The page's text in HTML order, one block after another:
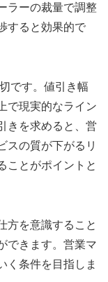
ラーの裁量で調整
すると効果的で
です。値引き幅
で現実的なライン
きを求めると、営
スの質が下がるリ
ことがポイントと
方を意識すること
できます。営業マ
く条件を目指しま